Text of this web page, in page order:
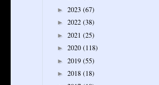
► 2023 (67)
► 2022 (38)
► 2021 (25)
► 2020 (118)
► 2019 (55)
► 2018 (18)